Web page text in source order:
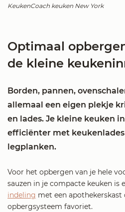
KeukenCoach keuken New York
Optimaal
de kleine
Borden, pannen,
allemaal een eigen plekje
en lades. Je kleine keuken
efficiënter met
legplanken.
Voor het opbergen van je hele
sauzen in je compacte keuken is
indeling met een apothekerskast
opbergsysteem favoriet.